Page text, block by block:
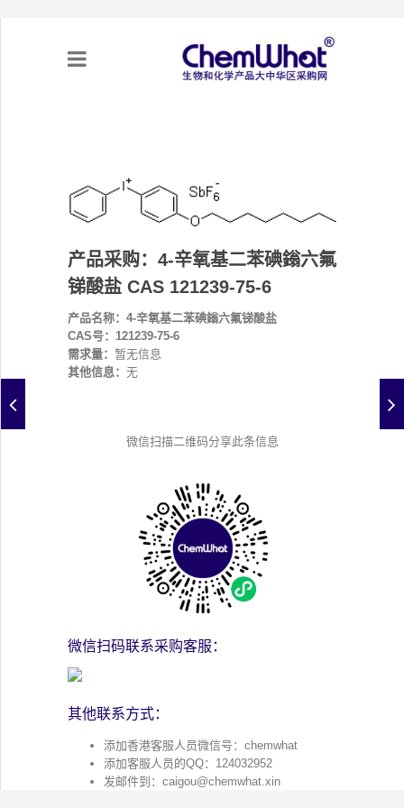
项目合作
产品需求
专题采购
采购流程
不可靠实体清单（UEL）
产品采购：4-辛氧基二苯碘鎓六氟
锑酸盐 CAS 121239-75-6
产品名称：4-辛氧基二苯碘鎓六氟锑酸盐
CAS号：121239-75-6
需求量： 暂无信息
其他信息： 无
微信扫描二维码分享此条信息
微信扫码联系采购客服：
其他联系方式：
添加香港客服人员微信号：chemwhat
添加客服人员的QQ：124032952
发邮件到： caigou@chemwhat.xin